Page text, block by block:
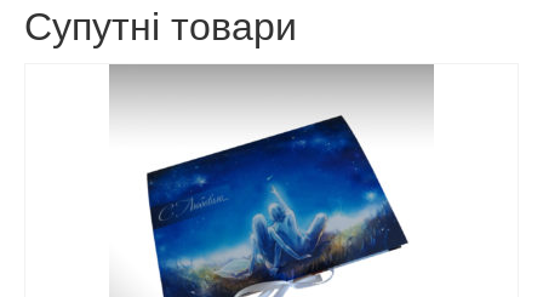
Супутні товари